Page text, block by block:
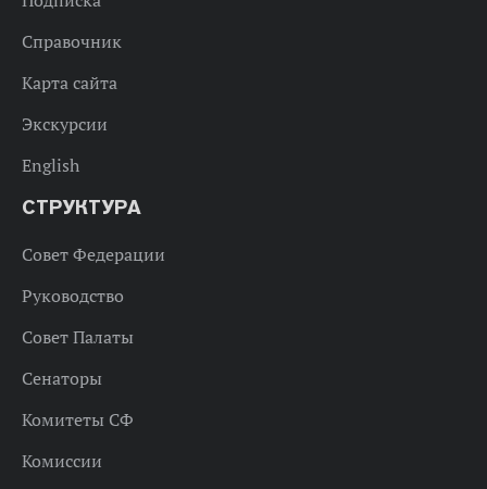
Справочник
Карта сайта
Экскурсии
English
СТРУКТУРА
Совет Федерации
Руководство
Совет Палаты
Сенаторы
Комитеты СФ
Комиссии